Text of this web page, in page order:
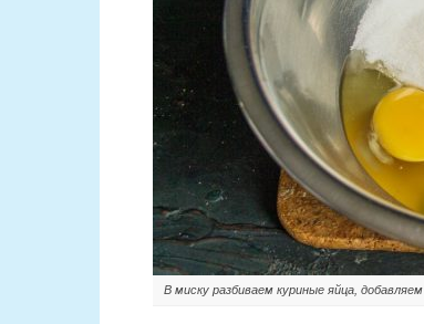
В миску разбиваем куриные яйца,